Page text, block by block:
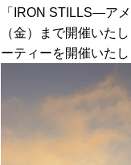
「IRON STILLS―ア
（金）まで開催いた
ーティーを開催いたし